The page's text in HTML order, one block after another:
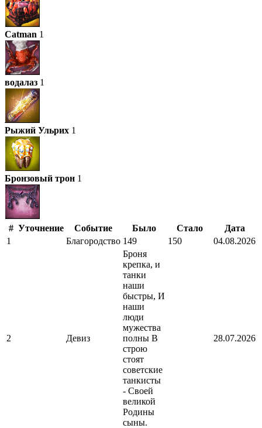
Catman 1
водалаз 1
Рыжий Ульрих 1
Бронзовый трон 1
# Уточнение Событие Было Стало
Дата
1
Благородство 149 150 04.08.2026
2 Девиз
Броня
крепка, и
танки
наши
быстры, И
наши
люди
мужества
полны В
строю
стоят
советские
танкисты
- Своей
великой
Родины
сыны.
28.07.2026